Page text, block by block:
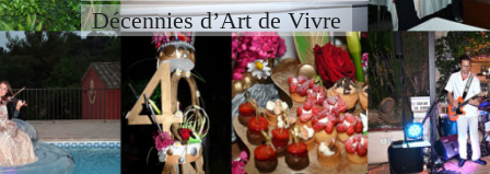
Décennies d’Art de Vivre